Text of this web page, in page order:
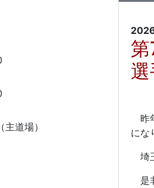
道場）
昨
にな
埼
是